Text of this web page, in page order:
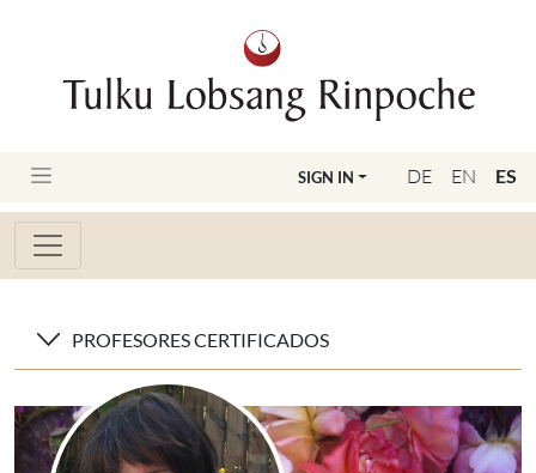
DE EN ES
SIGN IN
PROFESORES CERTIFICADOS